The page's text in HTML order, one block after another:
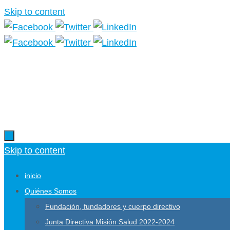
Skip to content
Skip to content
inicio
Quiénes Somos
Fundación, fundadores y cuerpo directivo
Junta Directiva Misión Salud 2022-2024